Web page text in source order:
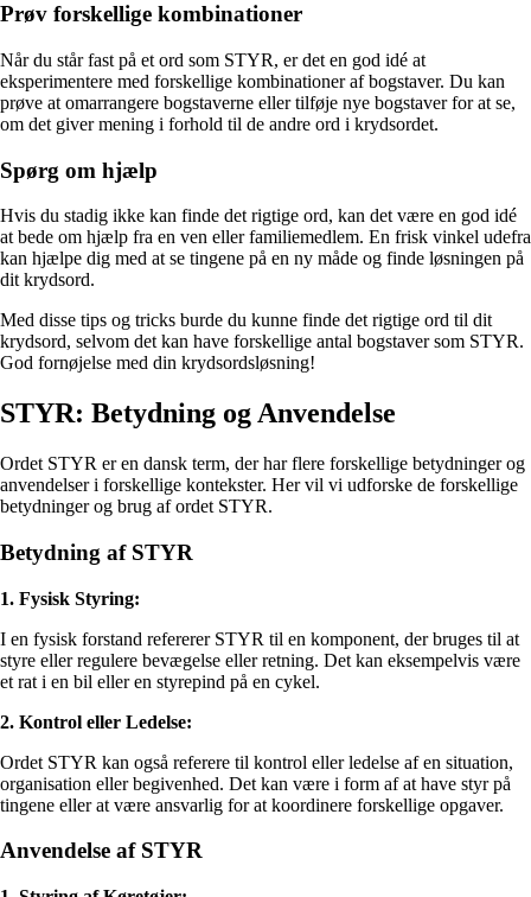
Prøv forskellige kombinationer
Når du står fast på et ord som STYR, er det en god idé at
eksperimentere med forskellige kombinationer af bogstaver. Du kan
prøve at omarrangere bogstaverne eller tilføje nye bogstaver for at se,
om det giver mening i forhold til de andre ord i krydsordet.
Spørg om hjælp
Hvis du stadig ikke kan finde det rigtige ord, kan det være en god idé
at bede om hjælp fra en ven eller familiemedlem. En frisk vinkel udefra
kan hjælpe dig med at se tingene på en ny måde og finde løsningen på
dit krydsord.
Med disse tips og tricks burde du kunne finde det rigtige ord til dit
krydsord, selvom det kan have forskellige antal bogstaver som STYR.
God fornøjelse med din krydsordsløsning!
STYR: Betydning og Anvendelse
Ordet STYR er en dansk term, der har flere forskellige betydninger og
anvendelser i forskellige kontekster. Her vil vi udforske de forskellige
betydninger og brug af ordet STYR.
Betydning af STYR
1. Fysisk Styring:
I en fysisk forstand refererer STYR til en komponent, der bruges til at
styre eller regulere bevægelse eller retning. Det kan eksempelvis være
et rat i en bil eller en styrepind på en cykel.
2. Kontrol eller Ledelse:
Ordet STYR kan også referere til kontrol eller ledelse af en situation,
organisation eller begivenhed. Det kan være i form af at have styr på
tingene eller at være ansvarlig for at koordinere forskellige opgaver.
Anvendelse af STYR